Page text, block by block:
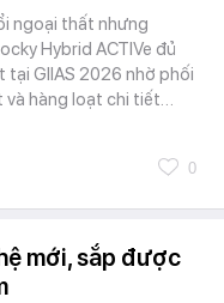
ngoại thất nhưng
Hybrid ACTIVe đủ
tại GIIAS 2026 nhờ phối
và hàng loạt chi tiết…
0
mới, sắp được